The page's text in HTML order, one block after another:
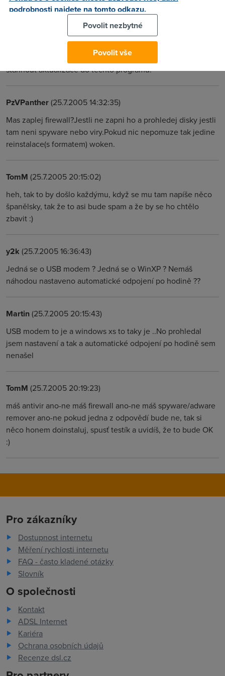
(25.7.2005 14:16:48)
Asi nejakej vir, radim format a install win. Pak nainstalovat
frewall, antivir, antispyware, a pak az se pripojit na net a
stahnout aktualizace do techto programu.
PzVPanther(25.7.2005 14:32:35)
Mas zaplej firewall?Jestli ne zapni ho a prohledej disky jestli
tam neni spyware nebo viry.Pokud nic nepomuze tak jedine
reinstalace(s formatem) woken.
TomM (25.7.2005 20:15:02)
heh, tak to by došlo každýmu, když se mu tam napíše něco
španělsky, tak že to asi bude spam a že by se ho chtělo
zbavit :)
y2k (25.7.2005 16:36:43)
Jedná se o USB modem ? Jedná se o WinXP ? Nemáš
náhodou nastaveno automatické odpojení po hodině ??
Martin(25.7.2005 20:15:43)
USB modem to je a windows xs to taky je ..No prohledal
jsem nastavení a tak a automatické odpojení po hodině sem
nenašel
TomM (25.7.2005 20:19:23)
máš antivir ano-ne máš firewall ano-ne máš spyware/adware
remover ano-ne pokud jedna z odpovědí bude ne, tak si
něco honem doinstaluj, spusť testík a uvidíš, že to bude OK
:)
Pro zákazníky
Dostupnost internetu
Měření rychlosti internetu
FAQ - často kladené otázky
Slovník
O společnosti
Kontakt
ADSL Internet
Kariéra
Ochrana osobních údajů
Recenze dsl.cz
podrobnosti najdete na tomto odkazu.
Povolit nezbytné
Povolit vše